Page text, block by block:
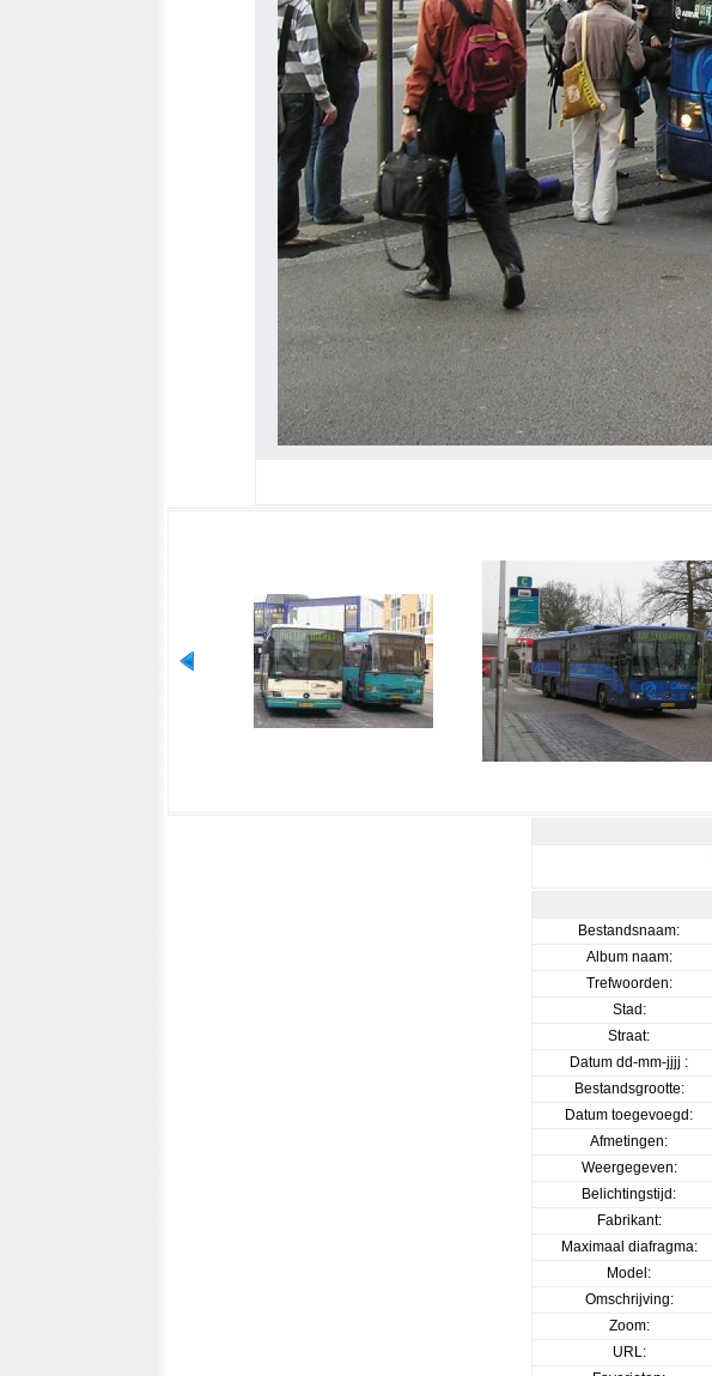
Bestandsnaam:
Album naam:
Trefwoorden:
Stad:
Straat:
Datum dd-mm-jjjj :
Bestandsgrootte:
Datum toegevoegd:
Afmetingen:
Weergegeven:
Belichtingstijd:
Fabrikant:
Maximaal diafragma:
Model:
Omschrijving:
Zoom:
URL: